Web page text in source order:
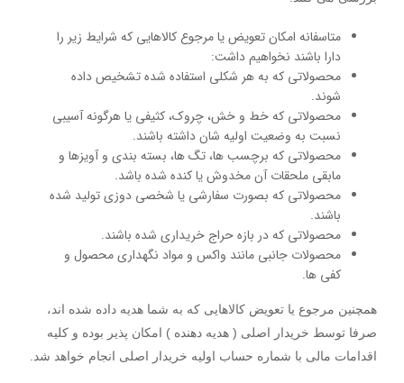
متاسفانه امکان تعویض یا مرجوع کالاهایی که شرایط زیر را
دارا باشند نخواهیم داشت:
محصولاتی که به هر شکلی استفاده شده تشخیص داده
شوند.
محصولاتی که خط و خش، چروک، کثیفی یا هرگونه آسیبی
نسبت به وضعیت اولیه شان داشته باشند.
محصولاتی که برچسب ها، تگ ها، بسته بندی و آویزها و
مابقی ملحقات آن مخدوش یا کنده شده باشد.
محصولاتی که بصورت سفارشی یا شخصی دوزی تولید شده
باشند.
محصولاتی که در بازه حراج خریداری شده باشند.
محصولات جانبی مانند واکس و مواد نگهداری محصول و
کفی ها.
همچنین مرجوع یا تعویض کالاهایی که به شما هدیه داده شده اند،
صرفا توسط خریدار اصلی ( هدیه دهنده ) امکان پذیر بوده و کلیه
اقدامات مالی با شماره حساب اولیه خریدار اصلی انجام خواهد شد.